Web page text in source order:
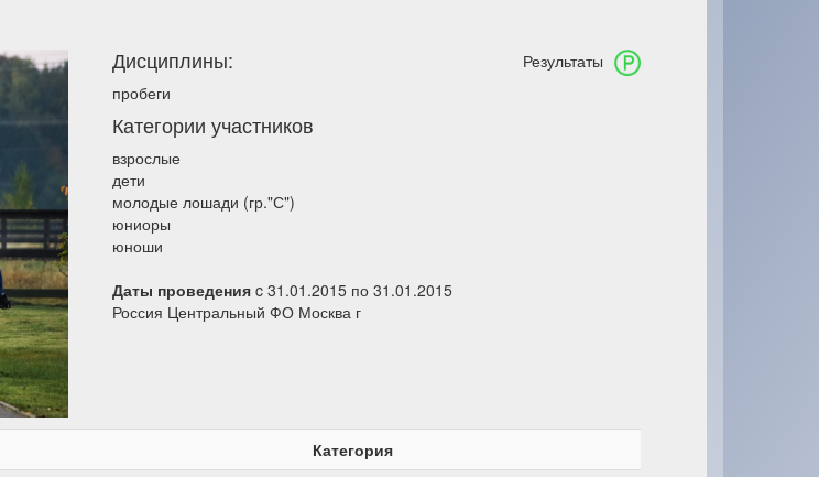
Результаты
Дисциплины:
пробеги
Категории участников
взрослые
дети
молодые лошади (гр."С")
юниоры
юноши
Даты проведения c 31.01.2015 по 31.01.2015
Россия Центральный ФО Москва г
Категория